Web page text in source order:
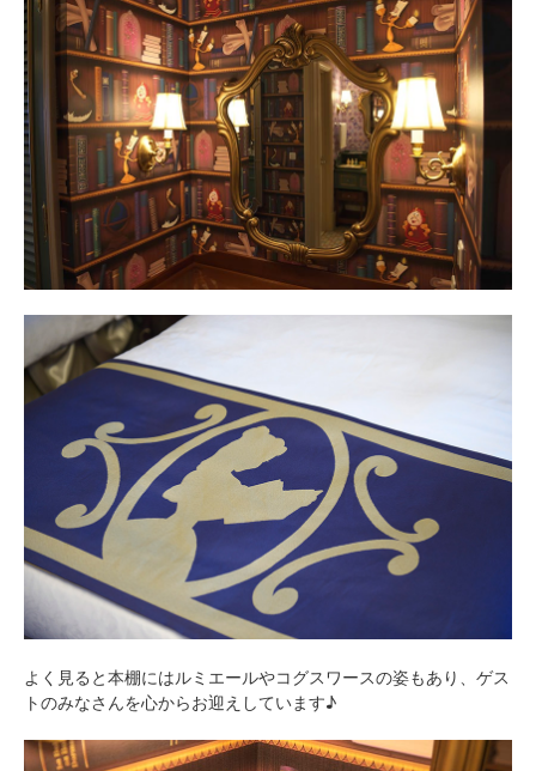
よく見ると本棚にはルミエールやコグスワースの姿もあり、ゲス
トのみなさんを心からお迎えしています♪